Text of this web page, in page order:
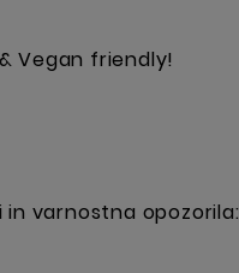
Vegan friendly!
in varnostna opozorila: